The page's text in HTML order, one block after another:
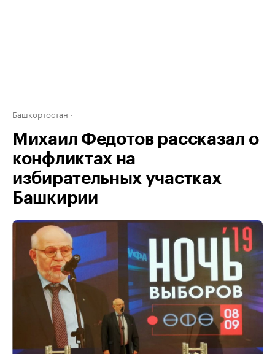
Башкортостан
Михаил Федотов рассказал о
конфликтах на
избирательных участках
Башкирии